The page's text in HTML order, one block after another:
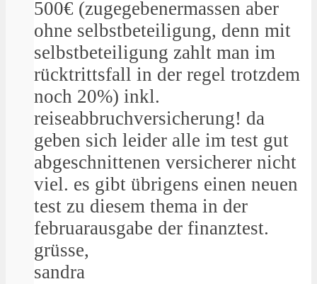
500€ (zugegebenermassen aber
ohne selbstbeteiligung, denn mit
selbstbeteiligung zahlt man im
rücktrittsfall in der regel trotzdem
noch 20%) inkl.
reiseabbruchversicherung! da
geben sich leider alle im test gut
abgeschnittenen versicherer nicht
viel. es gibt übrigens einen neuen
test zu diesem thema in der
februarausgabe der finanztest.
grüsse,
sandra